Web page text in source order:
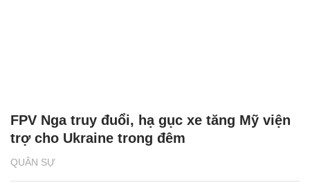
QUÂN SỰ
FPV Nga truy đuổi, hạ gục xe tăng Mỹ viện
trợ cho Ukraine trong đêm